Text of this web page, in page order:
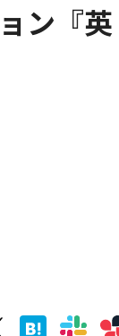
ン『英